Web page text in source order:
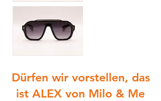
Dürfen wir vorstellen, das
ist ALEX von Milo & Me